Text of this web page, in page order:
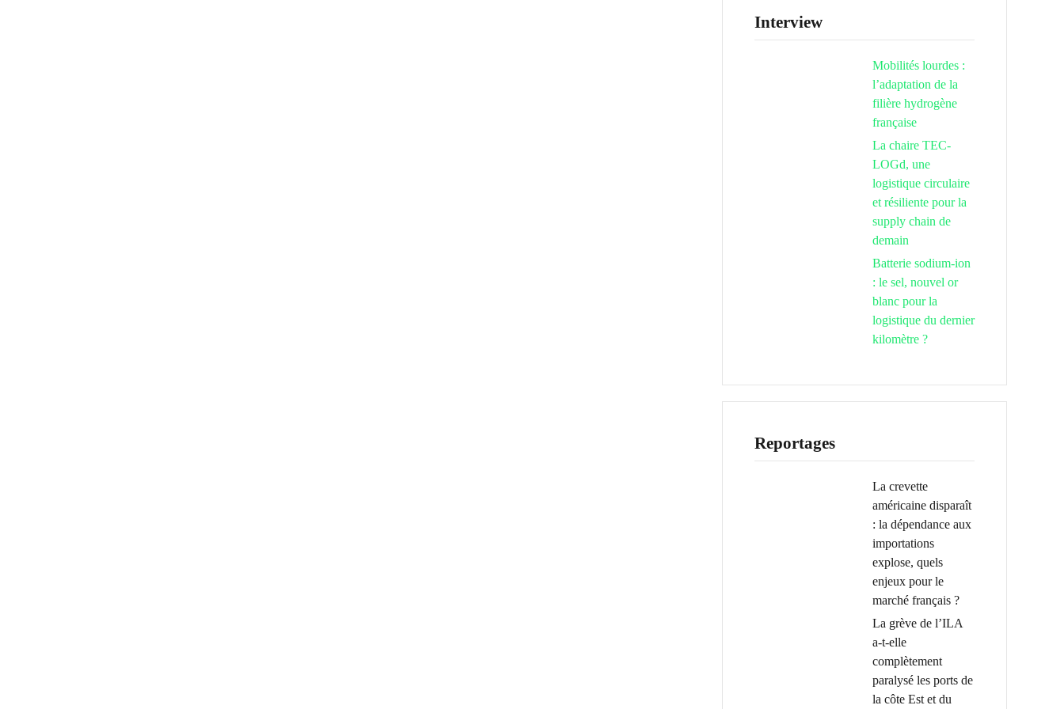
Interview
Mobilités lourdes :
l’adaptation de la
filière hydrogène
française
La chaire TEC-
LOGd, une
logistique circulaire
et résiliente pour la
supply chain de
demain
Batterie sodium-ion
: le sel, nouvel or
blanc pour la
logistique du dernier
kilomètre ?
Reportages
La crevette
américaine disparaît
: la dépendance aux
importations
explose, quels
enjeux pour le
marché français ?
La grève de l’ILA
a-t-elle
complètement
paralysé les ports de
la côte Est et du